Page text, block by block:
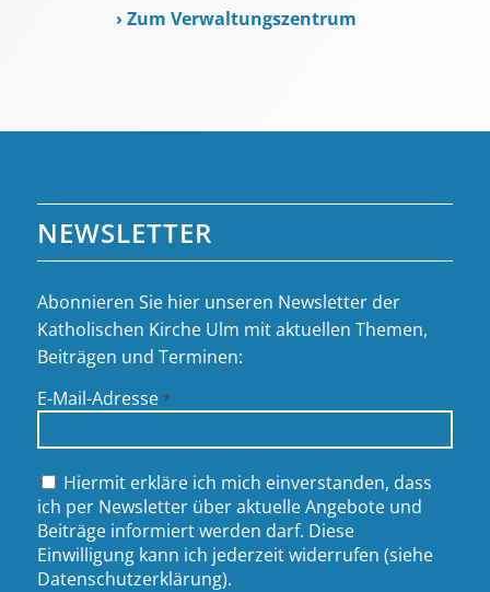
› Zum Verwaltungszentrum
NEWSLETTER
Abonnieren Sie hier unseren Newsletter der
Katholischen Kirche Ulm mit aktuellen Themen,
Beiträgen und Terminen:
E-Mail-Adresse *
Hiermit erkläre ich mich einverstanden, dass
ich per Newsletter über aktuelle Angebote und
Beiträge informiert werden darf. Diese
Einwilligung kann ich jederzeit widerrufen (siehe
Datenschutzerklärung).